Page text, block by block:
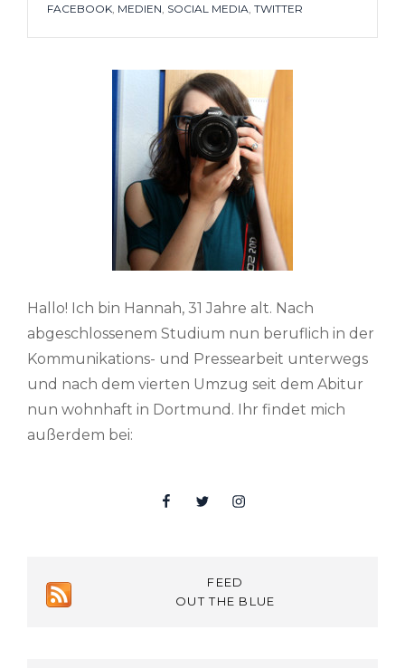
TAGS
FACEBOOK MEDIEN SOCIAL MEDIA TWITTER
Hallo! Ich bin Hannah, 31 Jahre alt. Nach
abgeschlossenem Studium nun beruflich in der
Kommunikations- und Pressearbeit unterwegs
und nach dem vierten Umzug seit dem Abitur
nun wohnhaft in Dortmund. Ihr findet mich
außerdem bei:
FacebookTwitterInsta
FEED
OUT THE BLUE